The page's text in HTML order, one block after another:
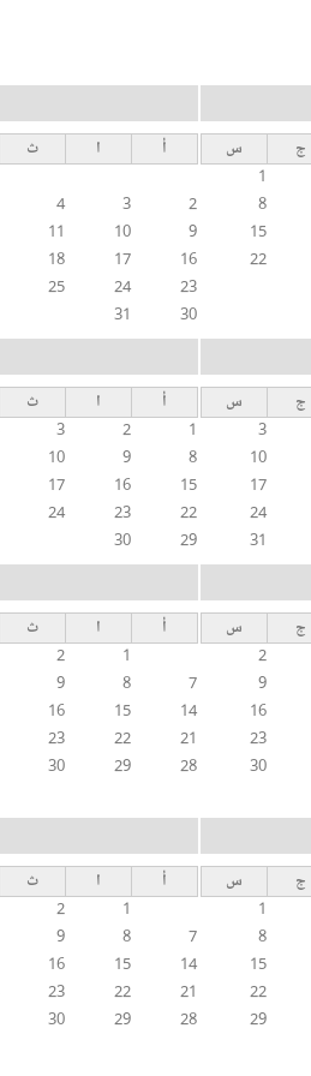
ج
س
1
8
15
22
أ ا ث
2
3
4
9
10
11
16
17
18
23
24
25
30
31
ج
س
3
10
17
24
31
أ ا ث
1
2
3
8
9
10
15
16
17
22
23
24
29
30
ج
س
2
9
16
23
30
أ ا ث
1
2
7
8
9
14
15
16
21
22
23
28
29
30
ج
س
1
8
15
22
29
أ ا ث
1
2
7
8
9
14
15
16
21
22
23
28
29
30